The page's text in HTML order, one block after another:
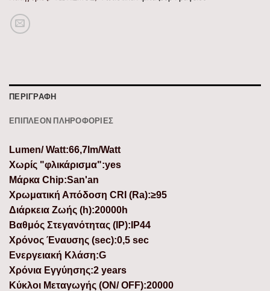
ΠΕΡΙΓΡΑΦΉ
ΕΠΙΠΛΈΟΝ ΠΛΗΡΟΦΟΡΊΕΣ
Lumen/ Watt:66,7lm/Watt
Χωρίς "φλικάρισμα":yes
Μάρκα Chip:San'an
Χρωματική Απόδοση CRI (Ra):≥95
Διάρκεια Ζωής (h):20000h
Βαθμός Στεγανότητας (IP):IP44
Χρόνος Έναυσης (sec):0,5 sec
Ενεργειακή Κλάση:G
Χρόνια Εγγύησης:2 years
Κύκλοι Μεταγωγής (ON/ OFF):20000